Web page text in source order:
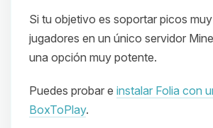
Si tu objetivo es soportar picos
jugadores en un único servidor
una opción muy potente.
Puedes probar e instalar Folia con
BoxToPlay.